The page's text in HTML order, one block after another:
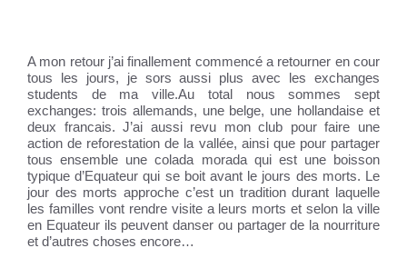
A mon retour j’ai finallement commencé a retourner en cour
tous les jours, je sors aussi plus avec les exchanges
students de ma ville.Au total nous sommes sept
exchanges: trois allemands, une belge, une hollandaise et
deux francais. J’ai aussi revu mon club pour faire une
action de reforestation de la vallée, ainsi que pour partager
tous ensemble une colada morada qui est une boisson
typique d’Equateur qui se boit avant le jours des morts. Le
jour des morts approche c’est un tradition durant laquelle
les familles vont rendre visite a leurs morts et selon la ville
en Equateur ils peuvent danser ou partager de la nourriture
et d’autres choses encore…